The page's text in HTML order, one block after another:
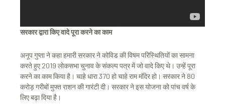
सरकार द्वारा किए वादे पूरा करने का काम
अनूप गुप्ता ने कहा हमारी सरकार ने कोविड की विषम परिस्थितियों का सामना
करते हुए 2019 लोकसभा चुनाव के संकल्प पत्र में जो वादे किए थे। उन्हें पूरा
करने का काम किया है। चाहे धारा 370 हो चाहे राम मंदिर हो। सरकार ने 80
करोड़ गरीबों मुफ्त राशन की गारंटी दी। सरकार ने इस योजना को पांच वर्ष के
लिए बढ़ा दिया है।